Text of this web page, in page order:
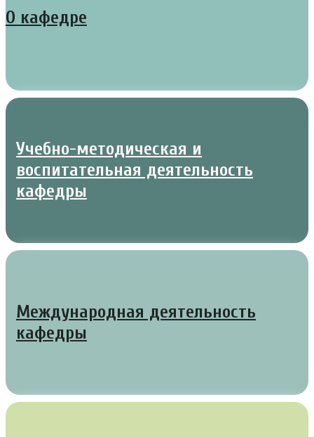
О кафедре
Учебно-методическая и
воспитательная деятельность
кафедры
Международная деятельность
кафедры